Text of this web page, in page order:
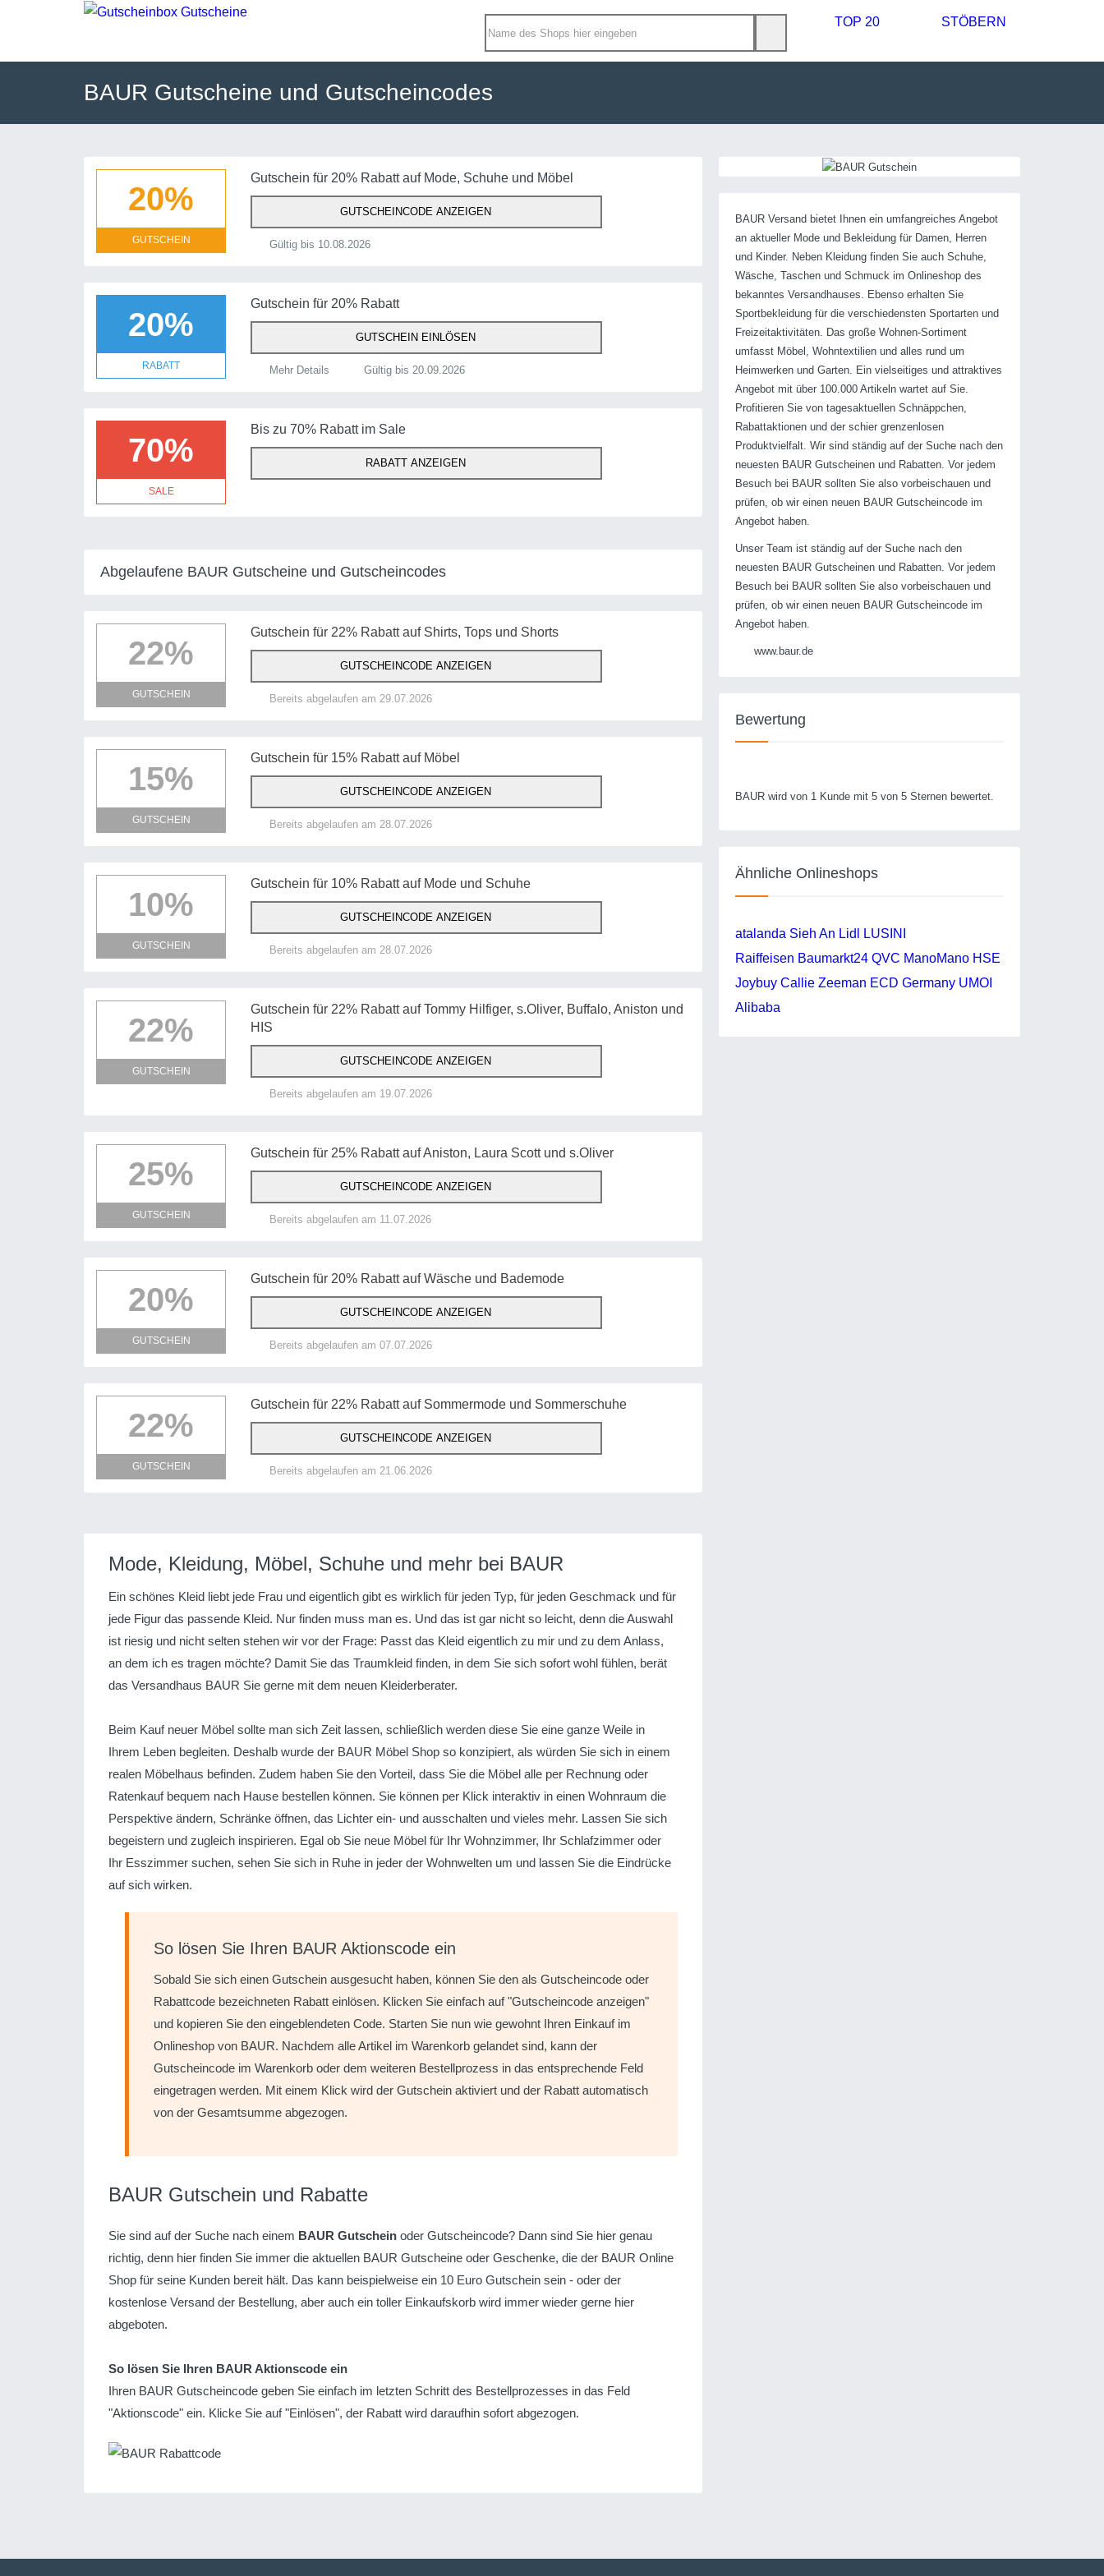
BAUR Gutscheine und Gutscheincodes
20%
GUTSCHEIN
Gutschein für 20% Rabatt auf Mode, Schuhe und Möbel
GUTSCHEINCODE ANZEIGEN
Gültig bis 10.08.2026
20%
RABATT
Gutschein für 20% Rabatt
GUTSCHEIN EINLÖSEN
Mehr Details Gültig bis 20.09.2026
70%
SALE
Bis zu 70% Rabatt im Sale
RABATT ANZEIGEN
Abgelaufene BAUR Gutscheine und Gutscheincodes
22%
GUTSCHEIN
Gutschein für 22% Rabatt auf Shirts, Tops und Shorts
GUTSCHEINCODE ANZEIGEN
Bereits abgelaufen am 29.07.2026
15%
GUTSCHEIN
Gutschein für 15% Rabatt auf Möbel
GUTSCHEINCODE ANZEIGEN
Bereits abgelaufen am 28.07.2026
10%
GUTSCHEIN
Gutschein für 10% Rabatt auf Mode und Schuhe
GUTSCHEINCODE ANZEIGEN
Bereits abgelaufen am 28.07.2026
22%
GUTSCHEIN
Gutschein für 22% Rabatt auf Tommy Hilfiger, s.Oliver, Buffalo, Aniston und
HIS
GUTSCHEINCODE ANZEIGEN
Bereits abgelaufen am 19.07.2026
25%
GUTSCHEIN
Gutschein für 25% Rabatt auf Aniston, Laura Scott und s.Oliver
GUTSCHEINCODE ANZEIGEN
Bereits abgelaufen am 11.07.2026
20%
GUTSCHEIN
Gutschein für 20% Rabatt auf Wäsche und Bademode
GUTSCHEINCODE ANZEIGEN
Bereits abgelaufen am 07.07.2026
22%
GUTSCHEIN
Gutschein für 22% Rabatt auf Sommermode und Sommerschuhe
GUTSCHEINCODE ANZEIGEN
Bereits abgelaufen am 21.06.2026
Mode, Kleidung, Möbel, Schuhe und mehr bei BAUR
Ein schönes Kleid liebt jede Frau und eigentlich gibt es wirklich für jeden Typ, für jeden Geschmack und für
jede Figur das passende Kleid. Nur finden muss man es. Und das ist gar nicht so leicht, denn die Auswahl
ist riesig und nicht selten stehen wir vor der Frage: Passt das Kleid eigentlich zu mir und zu dem Anlass,
an dem ich es tragen möchte? Damit Sie das Traumkleid finden, in dem Sie sich sofort wohl fühlen, berät
das Versandhaus BAUR Sie gerne mit dem neuen Kleiderberater.
Beim Kauf neuer Möbel sollte man sich Zeit lassen, schließlich werden diese Sie eine ganze Weile in
Ihrem Leben begleiten. Deshalb wurde der BAUR Möbel Shop so konzipiert, als würden Sie sich in einem
realen Möbelhaus befinden. Zudem haben Sie den Vorteil, dass Sie die Möbel alle per Rechnung oder
Ratenkauf bequem nach Hause bestellen können. Sie können per Klick interaktiv in einen Wohnraum die
Perspektive ändern, Schränke öffnen, das Lichter ein- und ausschalten und vieles mehr. Lassen Sie sich
begeistern und zugleich inspirieren. Egal ob Sie neue Möbel für Ihr Wohnzimmer, Ihr Schlafzimmer oder
Ihr Esszimmer suchen, sehen Sie sich in Ruhe in jeder der Wohnwelten um und lassen Sie die Eindrücke
auf sich wirken.
So lösen Sie Ihren BAUR Aktionscode ein
Sobald Sie sich einen Gutschein ausgesucht haben, können Sie den als Gutscheincode oder
Rabattcode bezeichneten Rabatt einlösen. Klicken Sie einfach auf "Gutscheincode anzeigen"
und kopieren Sie den eingeblendeten Code. Starten Sie nun wie gewohnt Ihren Einkauf im
Onlineshop von BAUR. Nachdem alle Artikel im Warenkorb gelandet sind, kann der
Gutscheincode im Warenkorb oder dem weiteren Bestellprozess in das entsprechende Feld
eingetragen werden. Mit einem Klick wird der Gutschein aktiviert und der Rabatt automatisch
von der Gesamtsumme abgezogen.
BAUR Gutschein und Rabatte
Sie sind auf der Suche nach einem BAUR Gutschein oder Gutscheincode? Dann sind Sie hier genau
richtig, denn hier finden Sie immer die aktuellen BAUR Gutscheine oder Geschenke, die der BAUR Online
Shop für seine Kunden bereit hält. Das kann beispielweise ein 10 Euro Gutschein sein - oder der
kostenlose Versand der Bestellung, aber auch ein toller Einkaufskorb wird immer wieder gerne hier
abgeboten.
So lösen Sie Ihren BAUR Aktionscode ein
Ihren BAUR Gutscheincode geben Sie einfach im letzten Schritt des Bestellprozesses in das Feld
"Aktionscode" ein. Klicke Sie auf "Einlösen", der Rabatt wird daraufhin sofort abgezogen.
BAUR Versand bietet Ihnen ein umfangreiches Angebot
an aktueller Mode und Bekleidung für Damen, Herren
und Kinder. Neben Kleidung finden Sie auch Schuhe,
Wäsche, Taschen und Schmuck im Onlineshop des
bekanntes Versandhauses. Ebenso erhalten Sie
Sportbekleidung für die verschiedensten Sportarten und
Freizeitaktivitäten. Das große Wohnen-Sortiment
umfasst Möbel, Wohntextilien und alles rund um
Heimwerken und Garten. Ein vielseitiges und attraktives
Angebot mit über 100.000 Artikeln wartet auf Sie.
Profitieren Sie von tagesaktuellen Schnäppchen,
Rabattaktionen und der schier grenzenlosen
Produktvielfalt. Wir sind ständig auf der Suche nach den
neuesten BAUR Gutscheinen und Rabatten. Vor jedem
Besuch bei BAUR sollten Sie also vorbeischauen und
prüfen, ob wir einen neuen BAUR Gutscheincode im
Angebot haben.
Unser Team ist ständig auf der Suche nach den
neuesten BAUR Gutscheinen und Rabatten. Vor jedem
Besuch bei BAUR sollten Sie also vorbeischauen und
prüfen, ob wir einen neuen BAUR Gutscheincode im
Angebot haben.
www.baur.de
Bewertung
BAUR wird von 1 Kunde mit 5 von 5 Sternen bewertet.
Ähnliche Onlineshops
atalanda Sieh An Lidl
ManoMano